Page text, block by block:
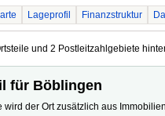
Lageprofil Finanzstruktur
und 2 Postleitzahlgebiete
für Böblingen
wird der Ort zusätzlich aus